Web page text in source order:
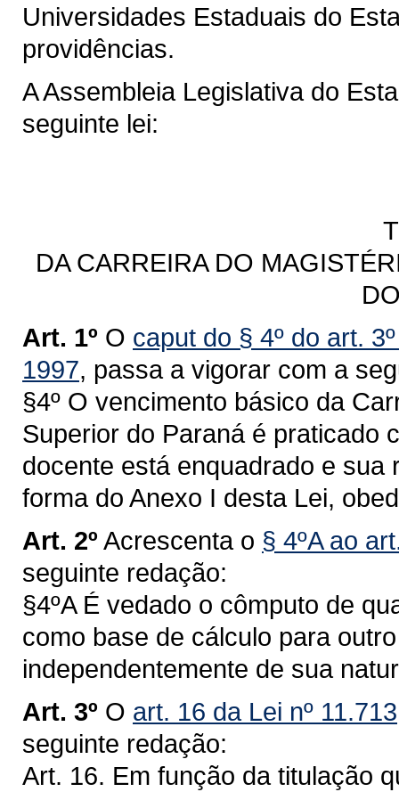
Universidades Estaduais do
providências.
A Assembleia Legislativa do
seguinte lei:
DA CARREIRA DO
Art. 1º O caput do § 4º do art.
1997, passa a vigorar com a
§4º O vencimento básico da
Superior do Paraná é praticado
docente está enquadrado e
forma do Anexo I desta Lei,
Art. 2º Acrescenta o § 4ºA ao
seguinte redação:
§4ºA É vedado o cômputo de
como base de cálculo para
independentemente de sua
Art. 3º O art. 16 da Lei nº
seguinte redação:
Art. 16. Em função da titulação